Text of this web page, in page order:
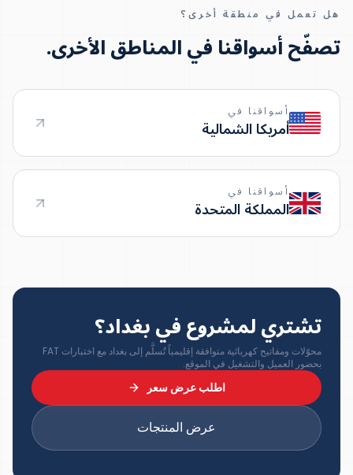
هل تعمل في منطقة أخرى؟
تصفّح أسواقنا في المناطق الأخرى.
أسواقنا في
أمريكا الشمالية
أسواقنا في
المملكة المتحدة
تشتري لمشروع في بغداد؟
محوّلات ومفاتيح كهربائية متوافقة إقليمياً تُسلَّم إلى بغداد مع اختبارات FAT
بحضور العميل والتشغيل في الموقع.
اطلب عرض سعر
عرض المنتجات